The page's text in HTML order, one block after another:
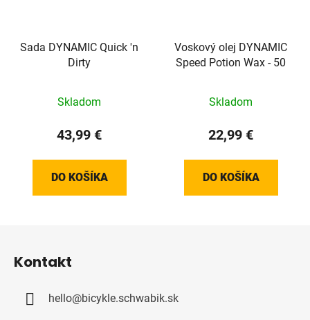
Sada DYNAMIC Quick 'n
Dirty
Skladom
43,99 €
DO KOŠÍKA
Voskový olej DYNAMIC
Speed Potion Wax - 50
Skladom
22,99 €
DO KOŠÍKA
Kontakt
hello@bicykle.schwabik.sk